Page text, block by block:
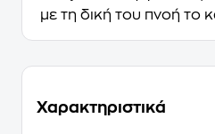
με τη δική του πνοή το
Χαρακτηριστικά